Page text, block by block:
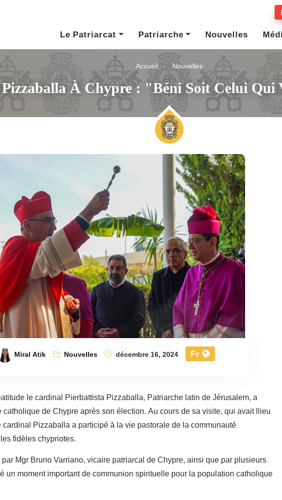
Le Patriarcat
Patriarche Nouvelles
Accueil Nouvelles
À Chypre : "Béni Soit Celui Qui
Miral Atik Nouvelles décembre 16, 2024 Fr
le cardinal Pierbattista Pizzaballa, Patriarche latin de Jérusalem, a
de Chypre après son élection. Au cours de sa visite, qui avait llieu
Pizzaballa a participé à la vie pastorale de la communauté
fidèles chypriotes.
Mgr Bruno Varriano, vicaire patriarcal de Chypre, ainsi que par plusieurs
un moment important de communion spirituelle pour la population catholique